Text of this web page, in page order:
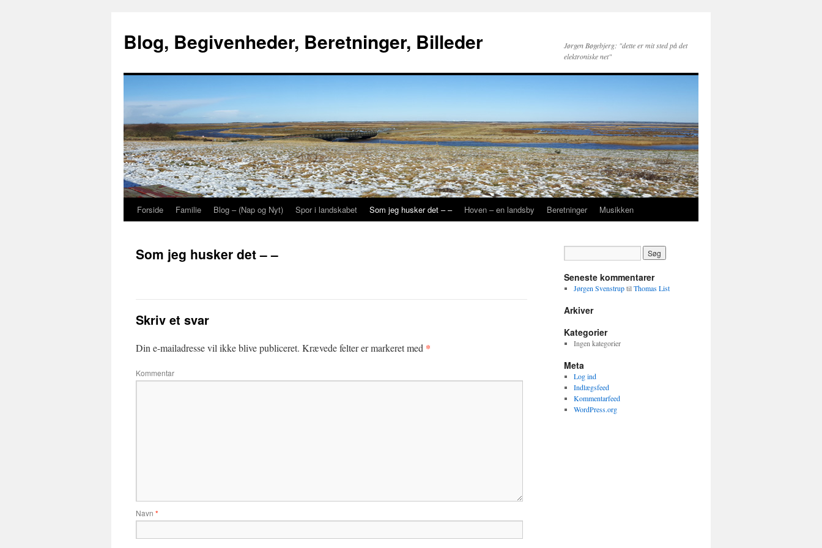
Blog, Begivenheder, Beretninger, Billeder
Jørgen Bøgebjerg: "dette er mit sted på det
elektroniske net"
Hop
indhold
Forside Familie Blog – (Nap og Nyt) Spor i landskabet Som jeg husker det – – Hoven – en landsby Beretninger Musikken
Som jeg husker det – –
Skriv et svar
Din e-mailadresse vil ikke blive publiceret. Krævede felter er markeret med *
Kommentar
Navn *
Seneste kommentarer
Jørgen SvenstruptilThomas List
Arkiver
Kategorier
Ingen kategorier
Meta
Log ind
Indlægsfeed
Kommentarfeed
WordPress.org